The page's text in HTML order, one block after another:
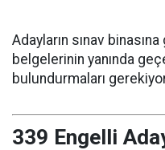
Adayların sınav
belgelerinin yanında
bulundurmaları
339 Engelli